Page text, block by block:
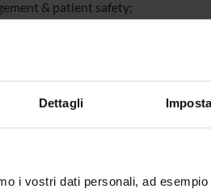
Dettagli
i vostri dati personali, ad
& patient safety;
Quality Assessment Report
as excellent among those
first in Italy in the disciplinary area it